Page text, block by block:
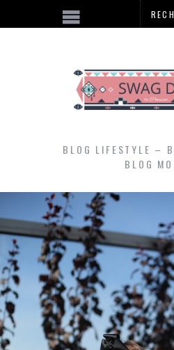
BLOG LIFESTYLE –
BLOG